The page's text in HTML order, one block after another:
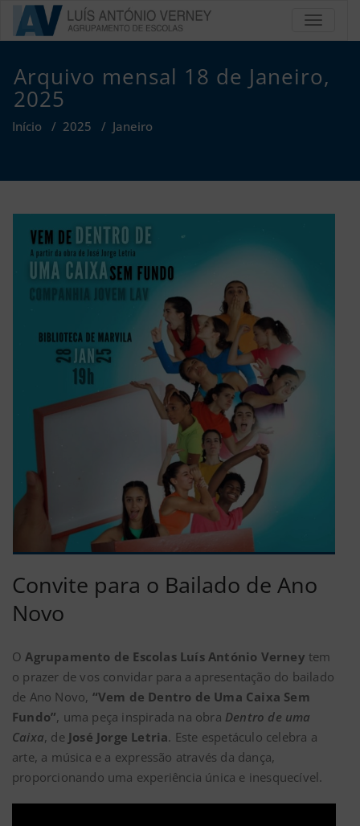
content
de
Arquivo mensal 18 de Janeiro,
2025
Início / 2025 / Janeiro
Convite para o Bailado de Ano
Novo
O Agrupamento de Escolas Luís António Verney tem
o prazer de vos convidar para a apresentação do bailado
de Ano Novo, “Vem de Dentro de Uma Caixa Sem
Fundo”, uma peça inspirada na obra Dentro de uma
Caixa, de José Jorge Letria. Este espetáculo celebra a
arte, a música e a expressão através da dança,
proporcionando uma experiência única e inesquecível.